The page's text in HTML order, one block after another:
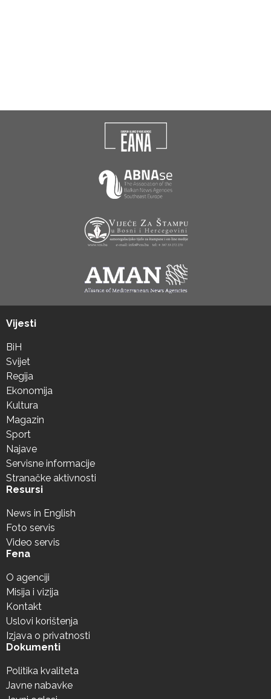
Vijesti
BiH
Svijet
Regija
Ekonomija
Kultura
Magazin
Sport
Najave
Servisne informacije
Stranačke aktivnosti
Resursi
News in English
Foto servis
Video servis
Fena
O agenciji
Misija i vizija
Kontakt
Uslovi korištenja
Izjava o privatnosti
Dokumenti
Politika kvaliteta
Javne nabavke